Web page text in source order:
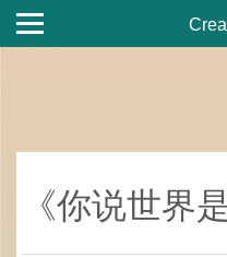
《你说世界